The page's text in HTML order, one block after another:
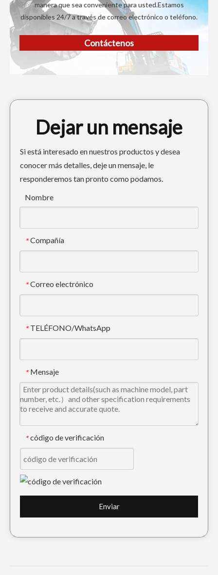
manera que sea conveniente para usted.Estamos
disponibles 24/7 a través de correo electrónico o teléfono.
Contáctenos
Dejar un mensaje
Si está interesado en nuestros productos y desea
conocer más detalles, deje un mensaje, le
responderemos tan pronto como podamos.
Nombre
* Compañía
* Correo electrónico
* TELÉFONO/WhatsApp
* Mensaje
* código de verificación
Enviar